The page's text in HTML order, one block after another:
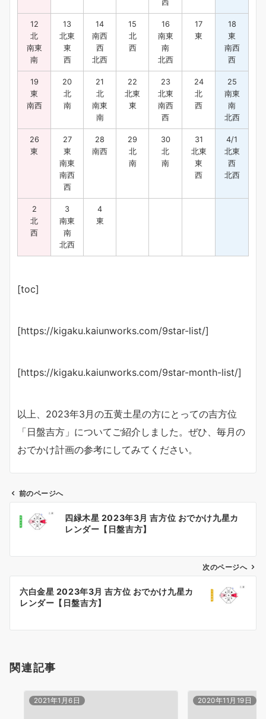
西
12
北
南東
南
13
北東
東
西
14
南西
西
北西
15
北
西
16
南東
南
北西
17
東
18
東
南西
西
19
東
南西
20
北
南
21
北
南東
南
22
北東
東
23
北東
南西
西
24
北
西
25
南東
南
北西
26
東
27
東
南東
南西
西
28
南西
29
北
南
30
北
南
31
北東
東
西
4/1
北東
西
北西
2
北
西
3
南東
南
北西
4
東
[toc]
[https://kigaku.kaiunworks.com/9star-list/]
[https://kigaku.kaiunworks.com/9star-month-list/]
以上、2023年3月の五黄土星の方にとっての吉方位
「日盤吉方」についてご紹介しました。ぜひ、毎月の
おでかけ計画の参考にしてみてください。
ビ
ン
前のページへ
四緑木星 2023年3月 吉方位 おでかけ九星カ
レンダー【日盤吉方】
次のページへ
六白金星 2023年3月 吉方位 おでかけ九星カ
レンダー【日盤吉方】
関連記事
2021年1月6日 2020年11月19日